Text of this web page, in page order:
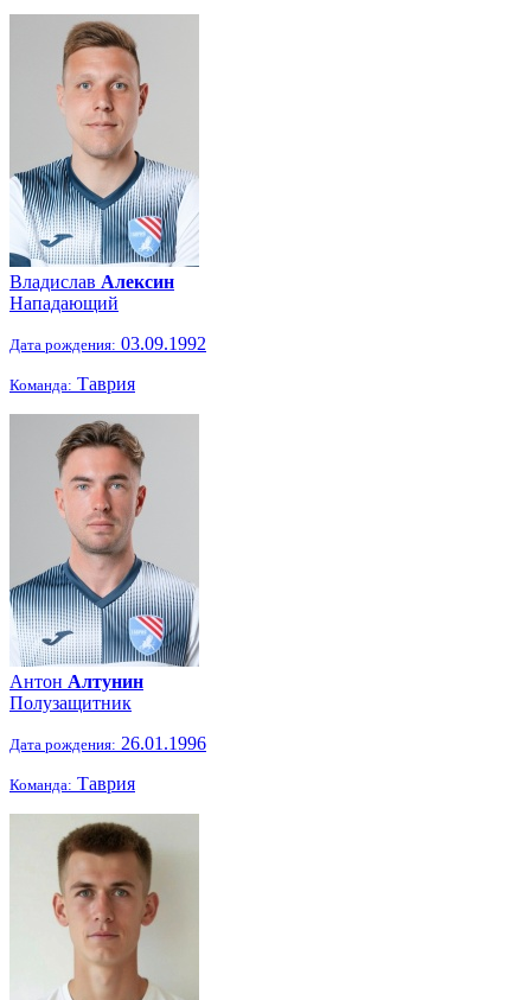
Владислав Алексин
Нападающий
Дата рождения: 03.09.1992
Команда: Таврия
Антон Алтунин
Полузащитник
Дата рождения: 26.01.1996
Команда: Таврия